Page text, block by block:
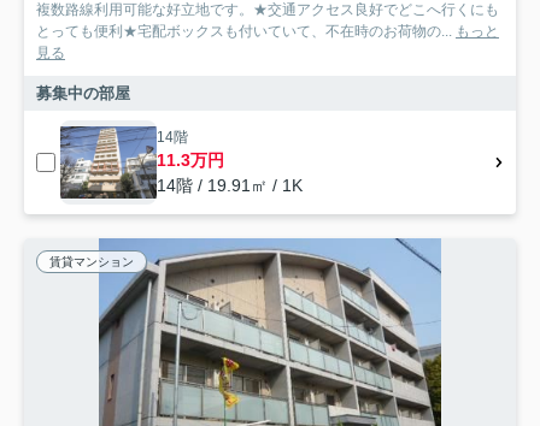
複数路線利用可能な好立地です。★交通アクセス良好でどこへ行くにも
とっても便利★宅配ボックスも付いていて、不在時のお荷物の... もっと
見る
募集中の部屋
14階
11.3万円
14階 / 19.91㎡ / 1K
賃貸マンション